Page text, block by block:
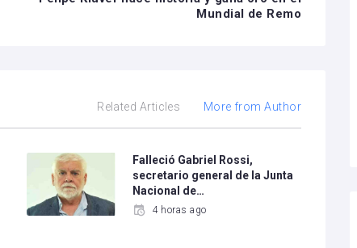
Mundial de Remo
Related Articles More from Author
Falleció Gabriel Rossi,
secretario general de la Junta
Nacional de…
4 horas ago